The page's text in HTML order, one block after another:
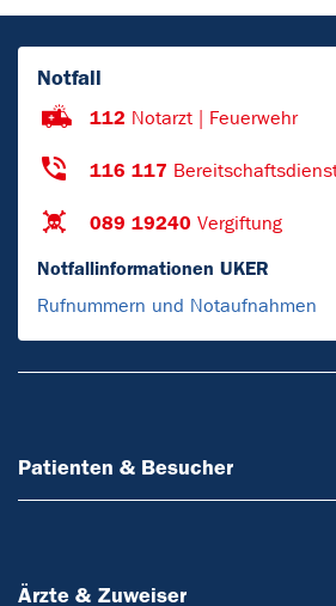
Notfall
112 Notarzt | Feuerwehr
116 117
089 19240 Vergiftung
Notfallinformationen UKER
Rufnummern und Notaufnahmen
Patienten & Besucher
Ärzte & Zuweiser